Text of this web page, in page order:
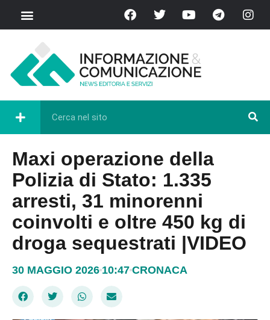
Maxi operazione della
Polizia di Stato: 1.335
arresti, 31 minorenni
coinvolti e oltre 450 kg di
droga sequestrati |VIDEO
30 MAGGIO 2026 10:47 CRONACA